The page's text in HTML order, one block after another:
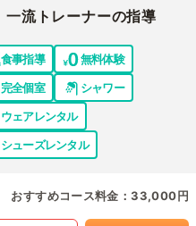
一流トレーナーの指導
食事指導
無料体験
完全個室
シャワー
ウェアレンタル
シューズレンタル
おすすめコース料金 33,000円